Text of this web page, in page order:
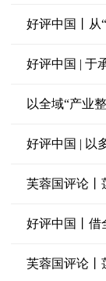
好评中国丨从
好评中国 | 于
以全域“产业
好评中国 | 以
芙蓉国评论丨
好评中国丨借
芙蓉国评论丨